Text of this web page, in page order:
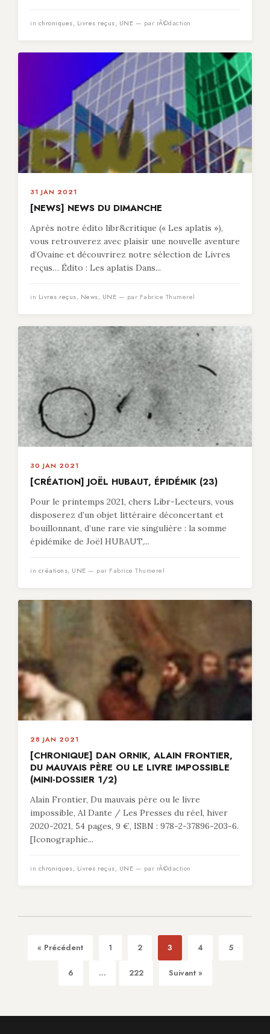
in chroniques, Livres reçus, UNE — par rÃ©daction
31 JAN 2021
[NEWS] NEWS DU DIMANCHE
Après notre édito libr&critique (« Les aplatis »),
vous retrouverez avec plaisir une nouvelle aventure
d’Ovaine et découvrirez notre sélection de Livres
reçus… Édito : Les aplatis Dans...
in Livres reçus, News, UNE — par Fabrice Thumerel
30 JAN 2021
[CRÉATION] JOËL HUBAUT, ÉPIDÉMIK (23)
Pour le printemps 2021, chers Libr-Lecteurs, vous
disposerez d’un objet littéraire déconcertant et
bouillonnant, d’une rare vie singulière : la somme
épidémike de Joël HUBAUT,...
in créations, UNE — par Fabrice Thumerel
28 JAN 2021
[CHRONIQUE] DAN ORNIK, ALAIN FRONTIER,
DU MAUVAIS PÈRE OU LE LIVRE IMPOSSIBLE
(MINI-DOSSIER 1/2)
Alain Frontier, Du mauvais père ou le livre
impossible, Al Dante / Les Presses du réel, hiver
2020-2021, 54 pages, 9 €, ISBN : 978-2-37896-203-6.
[Iconographie...
in chroniques, Livres reçus, UNE — par rÃ©daction
« Précédent 1 2 3 4 5
6 ... 222 Suivant »